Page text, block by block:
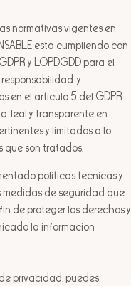
normativas vigentes en
está cumpliendo con
y LOPDGDD para el
y
en el artículo 5 del GDPR,
leal y transparente en
y limitados a lo
que son tratados.
políticas técnicas y
de seguridad que
de proteger los derechos y
la información
privacidad, puedes